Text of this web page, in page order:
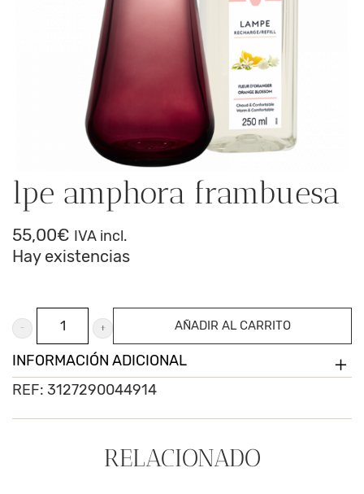
lpe amphora frambuesa
55,00€ IVA incl.
Hay existencias
lpe
amphora
frambuesa
cantidad
AÑADIR AL CARRITO
INFORMACIÓN ADICIONAL
REF: 3127290044914
RELACIONADO